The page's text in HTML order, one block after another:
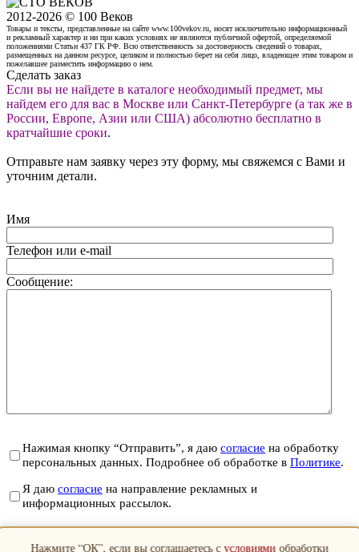
2012-2026 © 100 Веков
Товары и тексты, представленные на сайте www.100vekov.ru, носят исключительно информационный
и рекламный характер и ни при каких условиях не являются публичной офертой, определяемой
положениями Статьи 437 ГК РФ. Всю ответственность за достоверность сведений о товарах,
размещенных на данном ресурсе, целиком и полностью берет на себя лицо, владеющее этим товаром и
пожелавшее разместить информацию о нем.
Сделать заказ
Если вы не найдете в каталоге необходимый предмет, мы
найдем его для вас в Москве или Санкт-Петербурге (а так же в
России, Европе, Азии или США) абсолютно бесплатно в
кратчайшие сроки.
Отправьте нам заявку через эту форму, мы свяжемся с Вами и
уточним детали.
Имя
Телефон или e-mail
Сообщение:
Нажимая кнопку “Отправить”, я даю согласие на обработку
персональных данных. Подробнее об обработке в Политике.
Я даю согласие на направление рекламных и
информационных рассылок.
Отправить
Закрыть
Нажмите “ОК”, если вы соглашаетесь сусловиями обработки